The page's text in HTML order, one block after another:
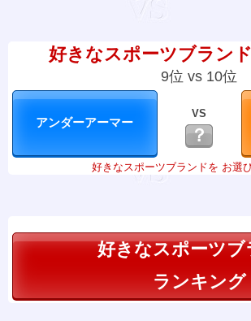
好きなスポーツブラン
9位 vs 10位
VS
？
好きなスポーツブランドを お選
好きなスポーツブ
ランキング